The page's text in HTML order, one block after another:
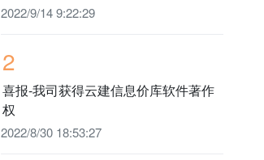
2022/9/14 9:22:29
2
喜报-我司获得云建信息价库软件著作
权
2022/8/30 18:53:27